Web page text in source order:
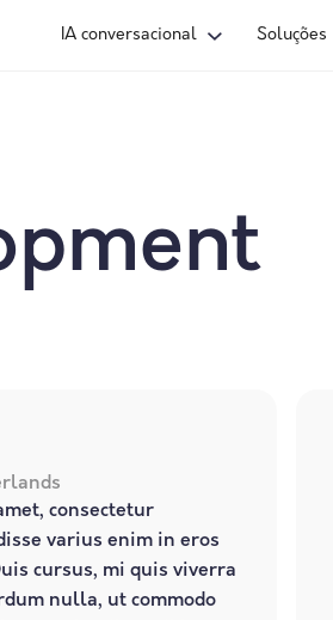
IA conversacional Soluções
consectetur
varius enim in eros
cursus, mi quis viverra
nulla, ut commodo